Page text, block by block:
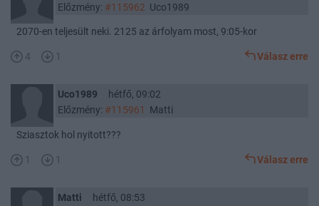
Előzmény: #115962 Uco1989
2070-en teljesült neki. 2125 az árfolyam most, 9:05-kor
4 1 Válasz erre
Uco1989
hétfő, 09:02
Előzmény: #115961 Matti
Sziasztok hol nyitott???
1 1 Válasz erre
Matti
hétfő, 08:53